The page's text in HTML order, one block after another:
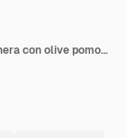
Formaggio halloumi alla griglia in padella nera con olive pomodori cetrioli timo e limone Formaggio tradizionale del Mediterraneo orientale Sfondo nero fuoco selettivo primo piano